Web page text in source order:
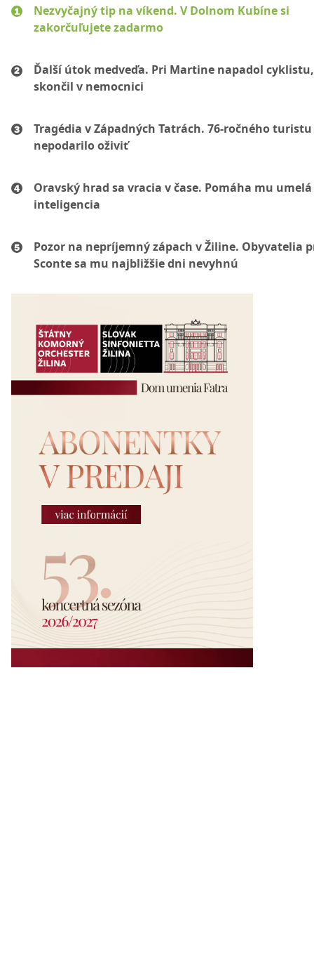
Nezvyčajný tip na víkend. V Dolnom Kubíne si
zakorčuľujete zadarmo
Ďalší útok medveďa. Pri Martine napadol
skončil v nemocnici
Tragédia v Západných Tatrách. 76-ročného turistu
nepodarilo oživiť
Oravský hrad sa vracia v čase. Pomáha mu umelá
inteligencia
Pozor na nepríjemný zápach v Žiline. Obyvatelia
Sconte sa mu najbližšie dni nevyhnú